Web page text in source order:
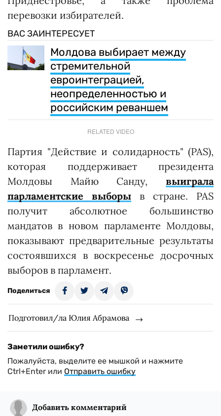
перевозки избирателей.
ВАС ЗАИНТЕРЕСУЕТ
Молдова выбирает между
стремительной
евроинтеграцией,
неопределенностью и
российским реваншем
RELATED VIDEO
Партия "Действие и солидарность" (PAS),
которая поддерживает президента
Молдовы Майю Санду, выиграла
парламентские выборы
в стране. PAS
получит абсолютное большинство
мандатов в новом парламенте Молдовы,
показывают предварительные результаты
состоявшихся в воскресенье досрочных
выборов в парламент.
Поделиться
Подготовил/ла Юлия Абрамова
Заметили ошибку?
Пожалуйста, выделите ее мышкой и нажмите
Ctrl+Enter или Отправить ошибку
Добавить комментарий